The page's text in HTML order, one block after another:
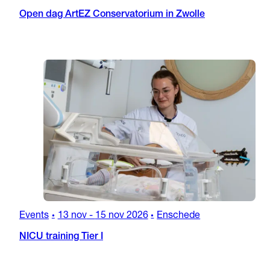
Open dag ArtEZ Conservatorium in Zwolle
Events • 13 nov-15 nov 2026 • Enschede
NICU training Tier I